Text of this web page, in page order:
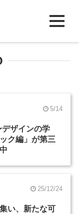
5/14
ザインの学
ク編」が第三
25/12/24
い、新たな可